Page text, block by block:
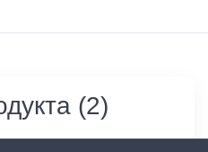
(2)